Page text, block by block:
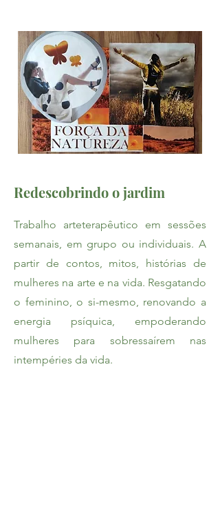
Redescobrindo o jardim
Trabalho arteterapêutico em sessões
semanais, em grupo ou individuais. A
partir de contos, mitos, histórias de
mulheres na arte e na vida. Resgatando
o feminino, o si-mesmo, renovando a
energia psíquica, empoderando
mulheres para sobressaírem nas
intempéries da vida.